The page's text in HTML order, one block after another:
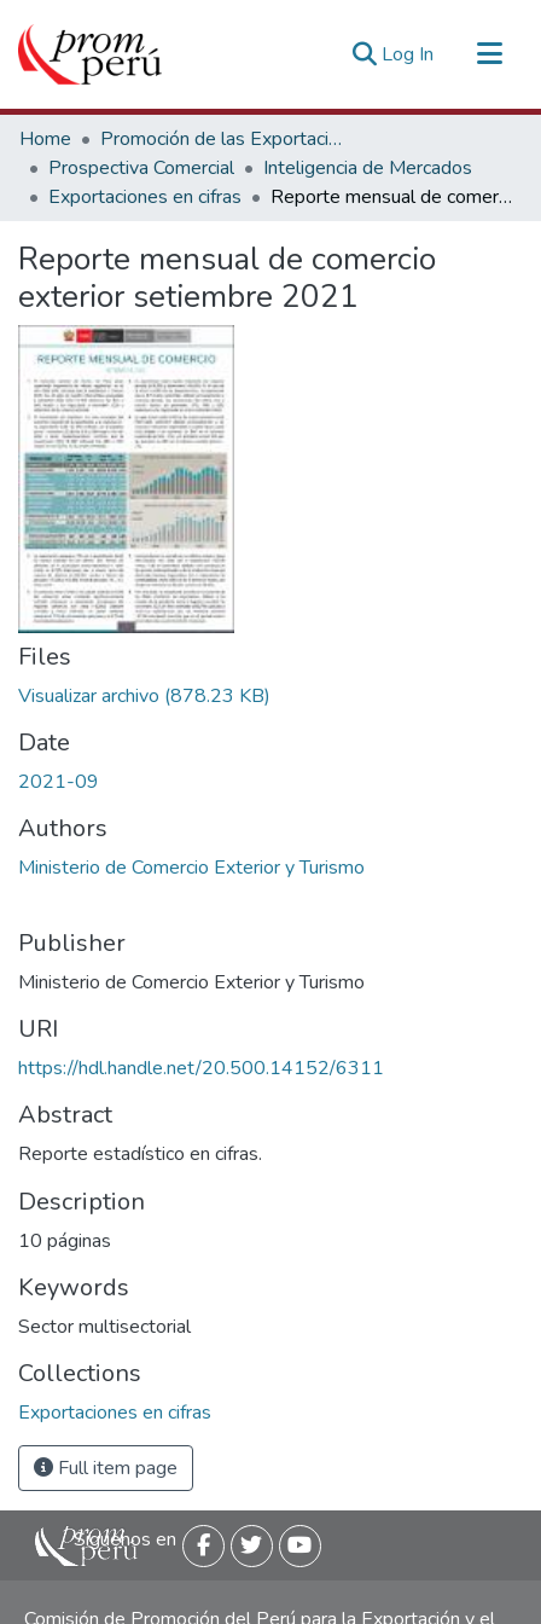
Log In (current)
Communities & Collections
All of DSpace
Statistics
Home
Promoción de las Exportaciones
Prospectiva Comercial
Inteligencia de Mercados
Exportaciones en cifras
Reporte mensual de comercio exterior setiembre 2021
Reporte mensual de comercio
exterior setiembre 2021
Files
Visualizar archivo (878.23 KB)
Date
2021-09
Authors
Ministerio de Comercio Exterior y Turismo
Publisher
Ministerio de Comercio Exterior y Turismo
URI
https://hdl.handle.net/20.500.14152/6311
Abstract
Reporte estadístico en cifras.
Description
10 páginas
Keywords
Sector multisectorial
Collections
Exportaciones en cifras
Full item page
Siguenos en